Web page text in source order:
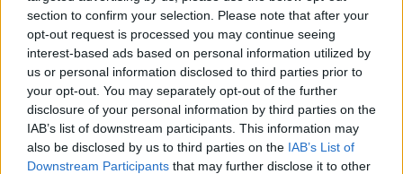
section to confirm your selection. Please note that after your
opt-out request is processed you may continue seeing
interest-based ads based on personal information utilized by
us or personal information disclosed to third parties prior to
your opt-out. You may separately opt-out of the further
disclosure of your personal information by third parties on the
IAB’s list of downstream participants. This information may
also be disclosed by us to third parties on the IAB’s List of
Downstream Participants that may further disclose it to other
lo strumento per prevenire – la prossima
volta – è esattamente quel fermo preventivo
che l'esecutivo vuole inserire nel pacchetto
sicurezza, che il nostro giornale sostiene con
forza, e che invece la sinistra avversa.
Rispieghiamolo a prova di piddino: se c’è una
manifestazione a rischio, e se Tizio, carico di
precedenti, viene trovato in possesso di